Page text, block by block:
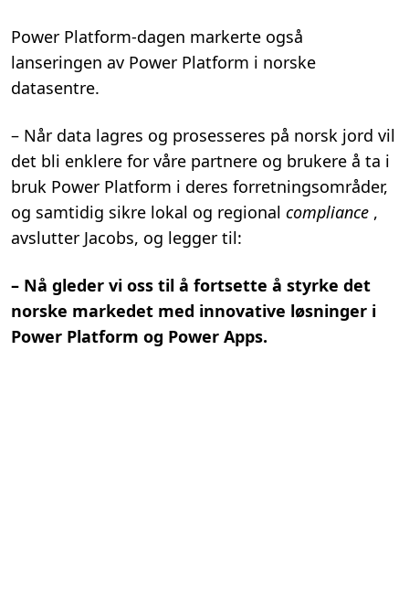
Power Platform-dagen markerte også
lanseringen av Power Platform i norske
datasentre.
– Når data lagres og prosesseres på norsk jord vil
det bli enklere for våre partnere og brukere å ta i
bruk Power Platform i deres forretningsområder,
og samtidig sikre lokal og regional compliance ,
avslutter Jacobs, og legger til:
– Nå gleder vi oss til å fortsette å styrke det
norske markedet med innovative løsninger i
Power Platform og Power Apps.